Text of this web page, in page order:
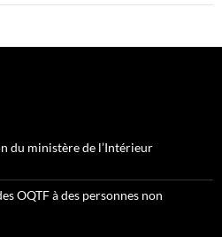
du ministère de l’Intérieur
OQTF à des personnes non